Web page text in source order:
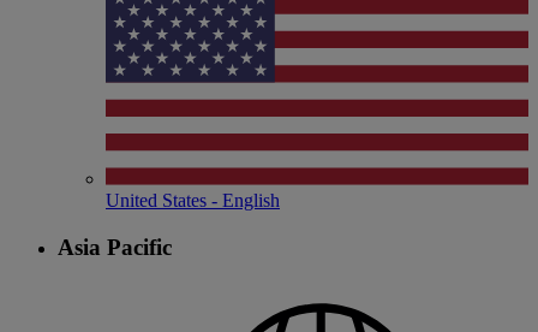
United States - English
Asia Pacific